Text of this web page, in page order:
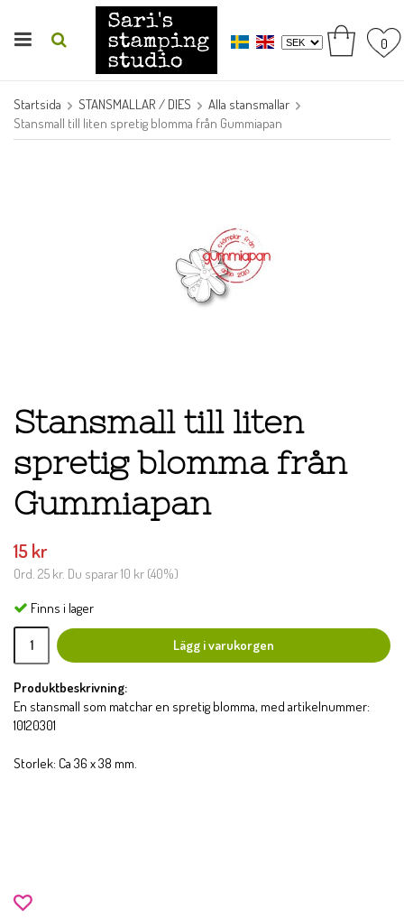
0
Startsida STANSMALLAR / DIES
Alla stansmallar
Stansmall till liten spretig blomma från Gummiapan
Stansmall till liten
spretig blomma från
Gummiapan
15 kr
Ord. 25 kr. Du sparar10 kr (40%)
Finns i lager
Lägg i varukorgen
Produktbeskrivning:
En stansmall som matchar en spretig blomma, med artikelnummer:
10120301
Storlek: Ca 36 x 38 mm.